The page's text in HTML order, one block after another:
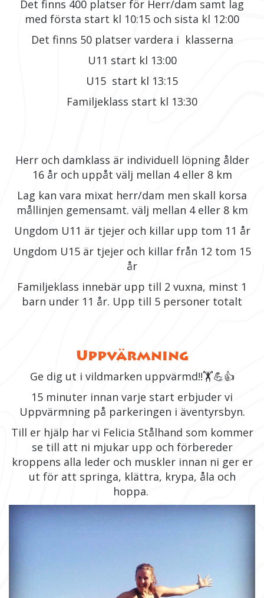
Det finns 400 platser för Herr/dam samt lag
med första start kl 10:15 och sista kl 12:00
Det finns 50 platser vardera i klasserna
U11 start kl 13:00
U15 start kl 13:15
Familjeklass start kl 13:30
Herr och damklass är individuell löpning ålder
16 år och uppåt välj mellan 4 eller 8 km
Lag kan vara mixat herr/dam men skall korsa
mållinjen gemensamt. välj mellan 4 eller 8 km
Ungdom U11 är tjejer och killar upp tom 11 år
Ungdom U15 är tjejer och killar från 12 tom 15
år
Familjeklass innebär upp till 2 vuxna, minst 1
barn under 11 år. Upp till 5 personer totalt
Uppvärmning
Ge dig ut i vildmarken uppvärmd!!🏋💪👍
15 minuter innan varje start erbjuder vi
Uppvärmning på parkeringen i äventyrsbyn.
Till er hjälp har vi Felicia Stålhand som kommer
se till att ni mjukar upp och förbereder
kroppens alla leder och muskler innan ni ger er
ut för att springa, klättra, krypa, åla och
hoppa.